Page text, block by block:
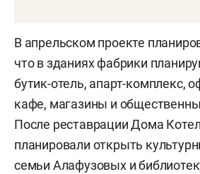
В апрельском проекте
что в зданиях фабрики
бутик-отель, апарт-комплекс,
кафе, магазины и
После реставрации Дома
планировали открыть
семьи Алафузовых и